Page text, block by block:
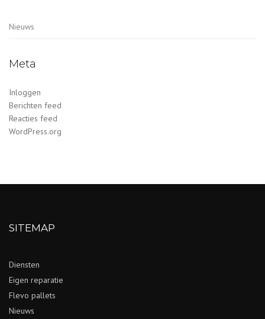
Nieuws
Meta
Inloggen
Berichten feed
Reacties feed
WordPress.org
SITEMAP
Diensten
Eigen reparatie
Flevo pallets
Nieuws